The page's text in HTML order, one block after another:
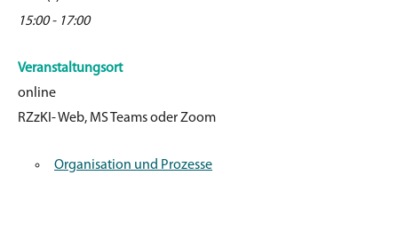
15:00 - 17:00
Veranstaltungsort
online
RZzKI- Web, MS Teams oder Zoom
Organisation und Prozesse